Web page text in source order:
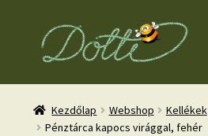
Ugrás
Kilépés
Kezdőlap Webshop Kellékek
Pénztárca kapocs virággal, fehér